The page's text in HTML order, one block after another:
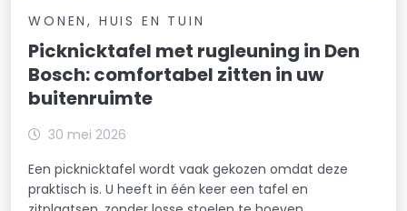
WONEN, HUIS EN TUIN
Picknicktafel met rugleuning in Den
Bosch: comfortabel zitten in uw
buitenruimte
30 mei 2026
Een picknicktafel wordt vaak gekozen omdat deze
praktisch is. U heeft in één keer een tafel en